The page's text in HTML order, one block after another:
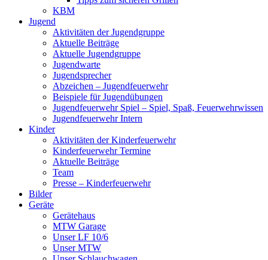
KBM
Jugend
Aktivitäten der Jugendgruppe
Aktuelle Beiträge
Aktuelle Jugendgruppe
Jugendwarte
Jugendsprecher
Abzeichen – Jugendfeuerwehr
Beispiele für Jugendübungen
Jugendfeuerwehr Spiel – Spiel, Spaß, Feuerwehrwissen
Jugendfeuerwehr Intern
Kinder
Aktivitäten der Kinderfeuerwehr
Kinderfeuerwehr Termine
Aktuelle Beiträge
Team
Presse – Kinderfeuerwehr
Bilder
Geräte
Gerätehaus
MTW Garage
Unser LF 10/6
Unser MTW